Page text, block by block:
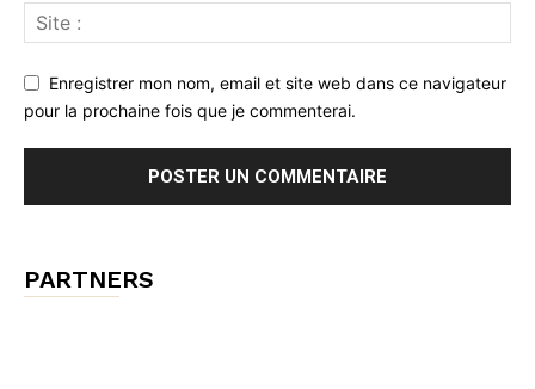
Enregistrer mon nom, email et site web dans ce navigateur
pour la prochaine fois que je commenterai.
PARTNERS